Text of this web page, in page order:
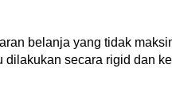
belanja yang tidak
secara rigid dan